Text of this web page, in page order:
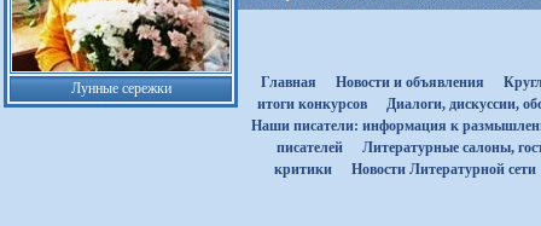
Лунные сережки Главная Новости и объявления
итоги конкурсов
Диалоги, дискуссии,
Наши писатели: информация к
писателей
Литературные салоны,
критики
Новости Литературной сети